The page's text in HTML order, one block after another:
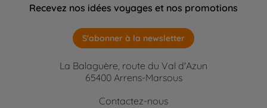
Recevez nos idées voyages et nos promotions
S'abonner à la newsletter
La Balaguère, route du Val d'Azun
65400 Arrens-Marsous
Contactez-nous